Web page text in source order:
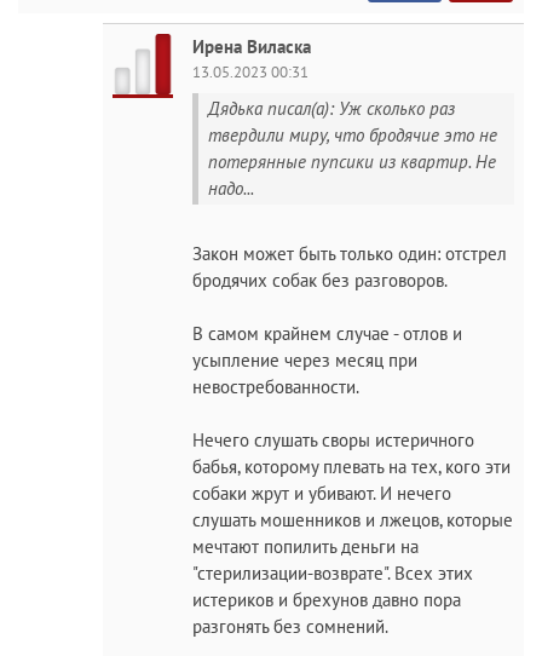
Ирена Виласка
13.05.2023 00:31
Дядька писал(а): Уж сколько раз
твердили миру, что бродячие это не
потерянные пупсики из квартир. Не
надо...
Закон может быть только один: отстрел
бродячих собак без разговоров.
В самом крайнем случае - отлов и
усыпление через месяц при
невостребованности.
Нечего слушать своры истеричного
бабья, которому плевать на тех, кого эти
собаки жрут и убивают. И нечего
слушать мошенников и лжецов, которые
мечтают попилить деньги на
"стерилизации-возврате". Всех этих
истериков и брехунов давно пора
разгонять без сомнений.